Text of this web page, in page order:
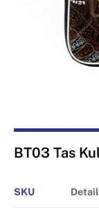
BT03 Tas
SKU Detail